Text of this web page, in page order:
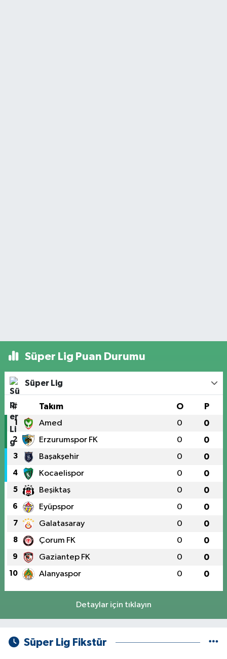
Süper Lig Puan Durumu
Süper Lig
# Takım O P
1 Amed 0 0
2 Erzurumspor FK 0 0
3 Başakşehir 0 0
4 Kocaelispor 0 0
5 Beşiktaş 0 0
6 Eyüpspor 0 0
7 Galatasaray 0 0
8 Çorum FK 0 0
9 Gaziantep FK 0 0
10 Alanyaspor 0 0
Detaylar için tıklayın
Süper Lig Fikstür